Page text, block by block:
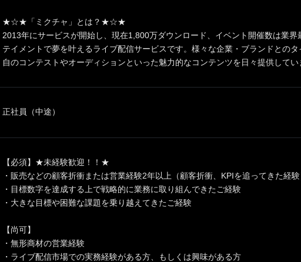
★☆★「ミクチャ」とは？★☆★
2013年にサービスが開始し、現在1,800万ダウンロード、イベント開催数は業界
テイメントで夢を叶えるライブ配信サービスです。様々な企業・ブランドとの
自のコンテストやオーディションといった魅力的なコンテンツを日々提供してい
正社員（中途）
【必須】★未経験歓迎！！★
・販売などの顧客折衝または営業経験2年以上（顧客折衝、KPIを追ってきた経験
・目標数字を達成する上で戦略的に業務に取り組んできたご経験
・大きな目標や困難な課題を乗り越えてきたご経験
【尚可】
・無形商材の営業経験
・ライブ配信市場での実務経験がある方、もしくは興味がある方